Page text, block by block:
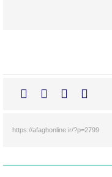
https://afaghonline.ir/?p=2799